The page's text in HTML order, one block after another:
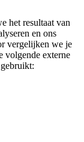
het resultaat van
en ons
vergelijken we je
volgende externe